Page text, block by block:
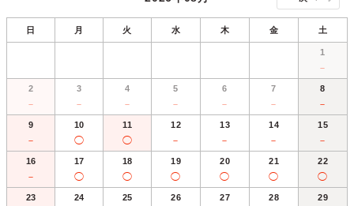
日 月 火 水 木 金 土
1
－
2
－
3
－
4
－
5
－
6
－
7
－
8
－
9
－
10
◯
11
◯
12
－
13
－
14
－
15
－
16
－
17
◯
18
◯
19
◯
20
◯
21
◯
22
◯
23 24 25 26 27 28 29